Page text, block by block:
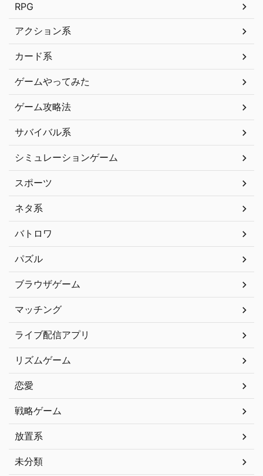
RPG
アクション系
カード系
ゲームやってみた
ゲーム攻略法
サバイバル系
シミュレーションゲーム
スポーツ
ネタ系
バトロワ
パズル
ブラウザゲーム
マッチング
ライブ配信アプリ
リズムゲーム
恋愛
戦略ゲーム
放置系
未分類